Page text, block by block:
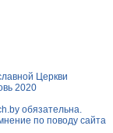
Церкви
2020
обязательна.
по поводу сайта